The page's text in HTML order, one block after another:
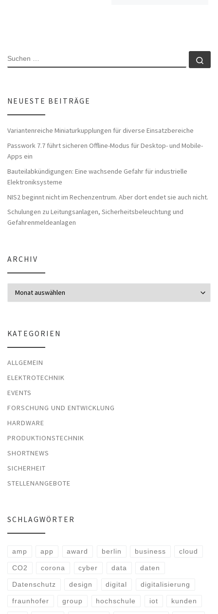
SUCHE
NEUESTE BEITRÄGE
Variantenreiche Miniaturkupplungen für diverse Einsatzbereiche
Passwork 7.7 führt sicheren Offline-Modus für Desktop- und Mobile-
Apps ein
Bauteilabkündigungen: Eine wachsende Gefahr für industrielle
Elektroniksysteme
NIS2 beginnt nicht im Rechenzentrum. Aber dort endet sie auch nicht.
Schulungen zu Leitungsanlagen, Sicherheitsbeleuchtung und
Gefahrenmeldeanlagen
ARCHIV
KATEGORIEN
ALLGEMEIN
ELEKTROTECHNIK
EVENTS
FORSCHUNG UND ENTWICKLUNG
HARDWARE
PRODUKTIONSTECHNIK
SHORTNEWS
SICHERHEIT
STELLENANGEBOTE
SCHLAGWÖRTER
amp app award berlin business cloud
CO2 corona cyber data daten
Datenschutz design digital digitalisierung
fraunhofer group hochschule iot kunden